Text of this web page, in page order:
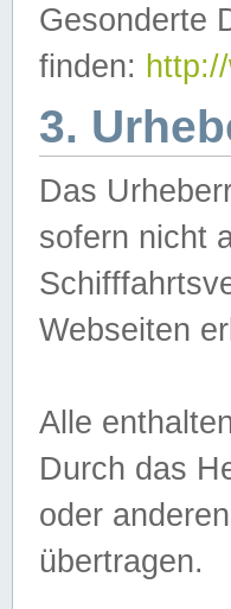
Gesonderte
finden:
3.
Das
sofern nicht
Webseiten
Alle
Durch das
oder
übertragen.